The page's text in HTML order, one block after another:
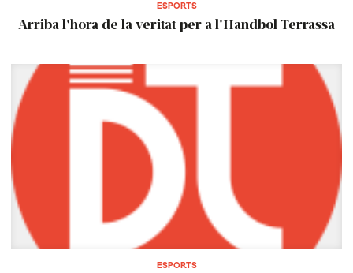
ESPORTS
Arriba l'hora de la veritat per a l'Handbol Terrassa
ESPORTS